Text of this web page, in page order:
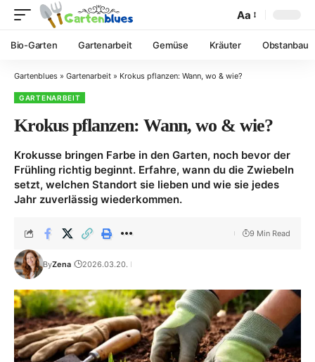
Aa
Bio-Garten Gartenarbeit Gemüse Kräuter Obstanbau
Gartenblues » Gartenarbeit » Krokus pflanzen: Wann, wo & wie?
GARTENARBEIT
Krokus pflanzen: Wann, wo & wie?
Krokusse bringen Farbe in den Garten, noch bevor der
Frühling richtig beginnt. Erfahre, wann du die Zwiebeln
setzt, welchen Standort sie lieben und wie sie jedes
Jahr zuverlässig wiederkommen.
ByZena 2026.03.20.
9 Min Read